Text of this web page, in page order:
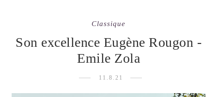
Classique
Son excellence Eugène Rougon -
Emile Zola
11.8.21